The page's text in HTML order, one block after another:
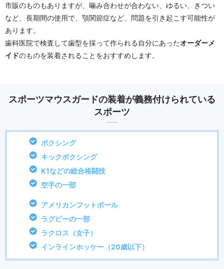
市販のものもありますが、噛み合わせが合わない、ゆるい、きつい
など、長期間の使用で、顎関節症など、問題を引き起こす可能性が
あります。
歯科医院で検査して歯型を採って作られる自分にあったオーダーメ
イドのものを装着されることをおすすめします。
スポーツマウスガードの装着が義務付けられている
スポーツ
ボクシング
キックボクシング
K1などの総合格闘技
空手の一部
アメリカンフットボール
ラグビーの一部
ラクロス（女子）
インラインホッケー（20歳以下）